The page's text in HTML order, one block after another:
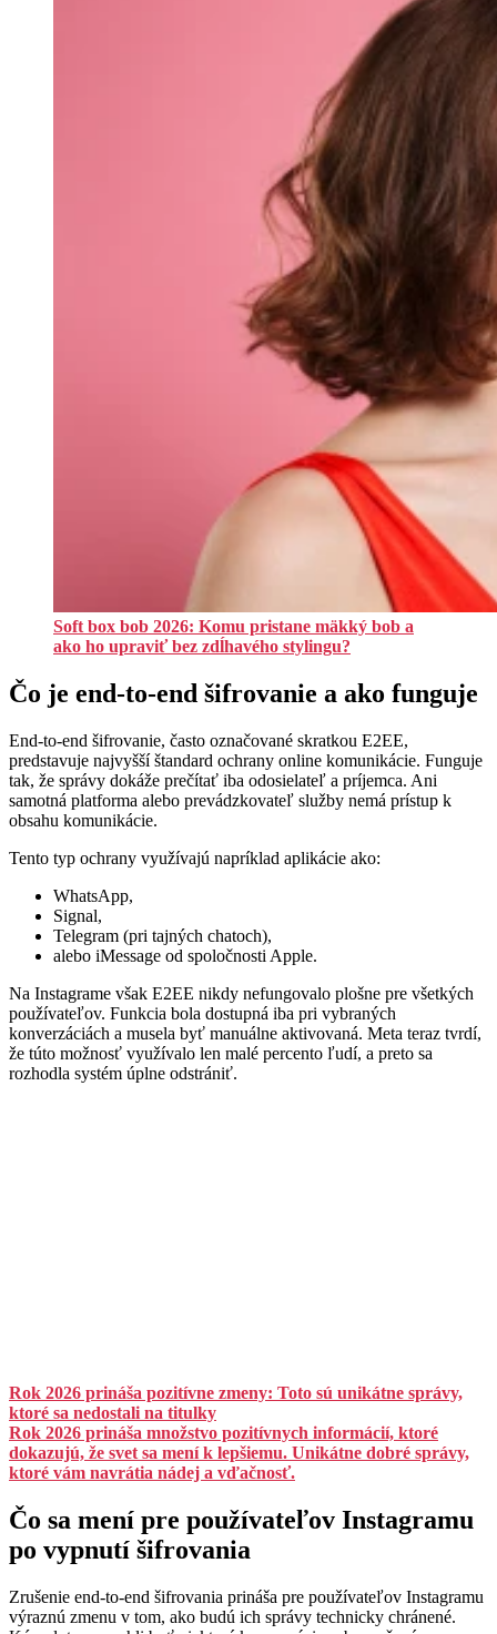
Soft box bob 2026: Komu pristane mäkký bob a
ako ho upraviť bez zdĺhavého stylingu?
Čo je end-to-end šifrovanie a ako funguje
End-to-end šifrovanie, často označované skratkou E2EE,
predstavuje najvyšší štandard ochrany online komunikácie. Funguje
tak, že správy dokáže prečítať iba odosielateľ a príjemca. Ani
samotná platforma alebo prevádzkovateľ služby nemá prístup k
obsahu komunikácie.
Tento typ ochrany využívajú napríklad aplikácie ako:
WhatsApp,
Signal,
Telegram (pri tajných chatoch),
alebo iMessage od spoločnosti Apple.
Na Instagrame však E2EE nikdy nefungovalo plošne pre všetkých
používateľov. Funkcia bola dostupná iba pri vybraných
konverzáciách a musela byť manuálne aktivovaná. Meta teraz tvrdí,
že túto možnosť využívalo len malé percento ľudí, a preto sa
rozhodla systém úplne odstrániť.
Rok 2026 prináša pozitívne zmeny: Toto sú unikátne správy,
ktoré sa nedostali na titulky
Rok 2026 prináša množstvo pozitívnych informácií, ktoré
dokazujú, že svet sa mení k lepšiemu. Unikátne dobré správy,
ktoré vám navrátia nádej a vďačnosť.
Čo sa mení pre používateľov Instagramu
po vypnutí šifrovania
Zrušenie end-to-end šifrovania prináša pre používateľov Instagramu
výraznú zmenu v tom, ako budú ich správy technicky chránené.